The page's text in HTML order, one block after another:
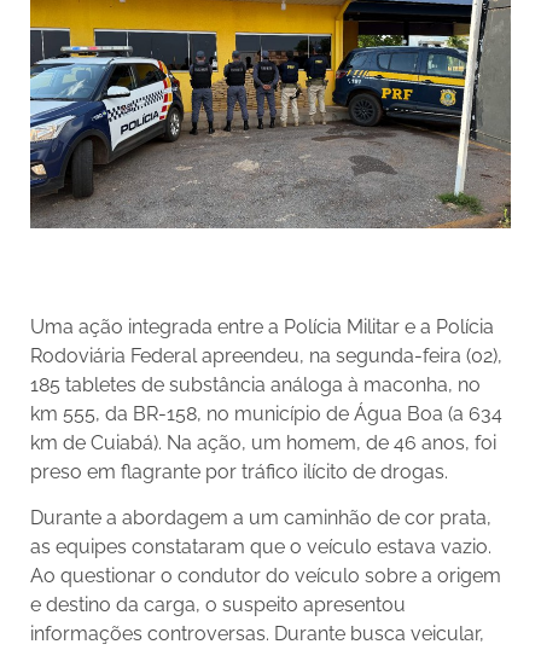
Uma ação integrada entre a Polícia Militar e a Polícia
Rodoviária Federal apreendeu, na segunda-feira (02),
185 tabletes de substância análoga à maconha, no
km 555, da BR-158, no município de Água Boa (a 634
km de Cuiabá). Na ação, um homem, de 46 anos, foi
preso em flagrante por tráfico ilícito de drogas.
Durante a abordagem a um caminhão de cor prata,
as equipes constataram que o veículo estava vazio.
Ao questionar o condutor do veículo sobre a origem
e destino da carga, o suspeito apresentou
informações controversas. Durante busca veicular,